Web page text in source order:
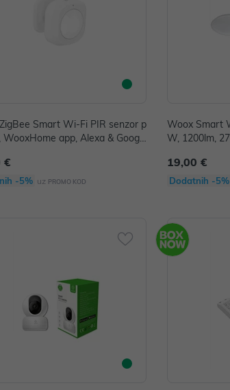
Smart Wi-Fi PIR senzor p
WooxHome app, Alexa & Googl
€
-5% uz PROMO KOD
Woox Smart
W, 1200lm,
19,00 €
Dodatnih -5%